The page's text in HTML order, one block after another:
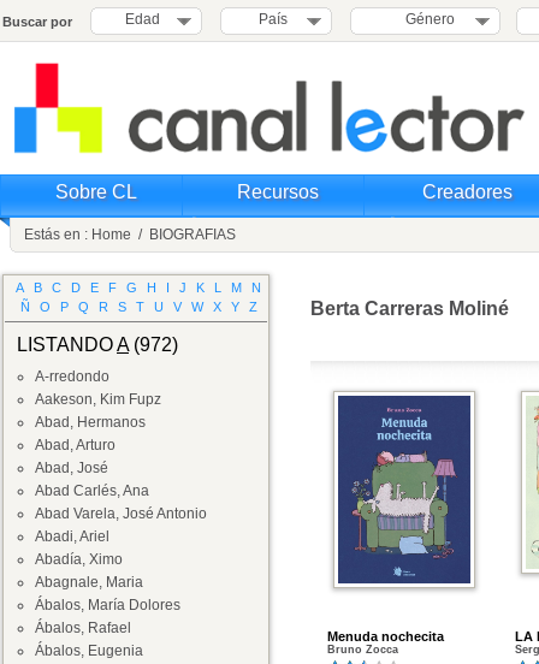
Buscar por Edad País Género
Sobre CL Recursos Creadores
Estás en : Home / BIOGRAFIAS
A B C D E F G H I J K L M
N
Ñ
O P Q R S T U V W X Y Z
LISTANDOA(972)
A-rredondo
Aakeson, Kim Fupz
Abad, Hermanos
Abad, Arturo
Abad, José
Abad Carlés, Ana
Abad Varela, José Antonio
Abadi, Ariel
Abadía, Ximo
Abagnale, Maria
Ábalos, María Dolores
Ábalos, Rafael
Ábalos, Eugenia
Berta Carreras Moliné
Menuda nochecita
Bruno Zocca
LA